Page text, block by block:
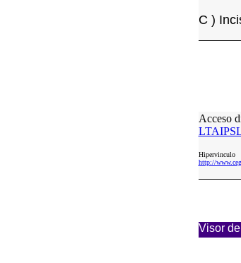
C )
Acceso
Hipervinculo
http://
Visor